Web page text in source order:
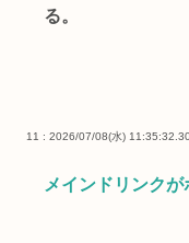
る。
11 : 2026/07/08(水)
メインドリンク